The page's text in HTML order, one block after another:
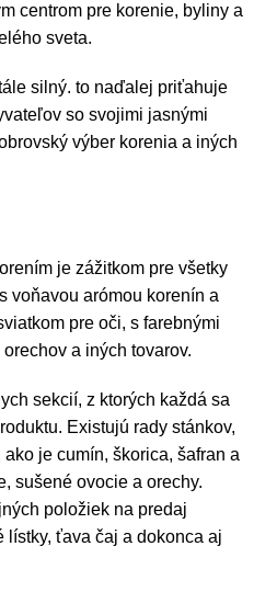
centrom pre korenie, byliny a
sveta.
silný. to naďalej priťahuje
so svojimi jasnými
výber korenia a iných
je zážitkom pre všetky
voňavou arómou korenín a
pre oči, s farebnými
a iných tovarov.
sekcií, z ktorých každá sa
Existujú rady stánkov,
je cumín, škorica, šafran a
sušené ovocie a orechy.
položiek na predaj
lístky, ťava čaj a dokonca aj